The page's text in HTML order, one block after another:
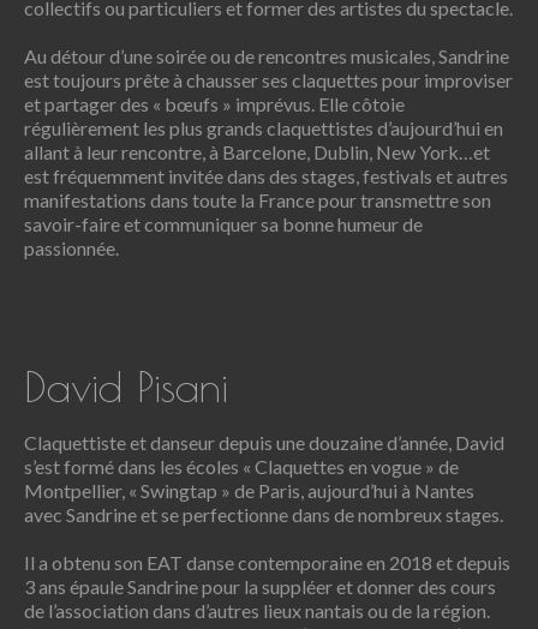
Sandrine Gautier
collectifs ou particuliers et former des artistes du spectacle.
est toujours prête à chausser ses claquettes pour improviser
et partager des « bœufs » imprévus. Elle côtoie
régulièrement les plus grands claquettistes d’aujourd’hui en
allant à leur rencontre, à Barcelone, Dublin, New York…et
manifestations dans toute la France pour transmettre son
savoir-faire et communiquer sa bonne humeur de
passionnée.